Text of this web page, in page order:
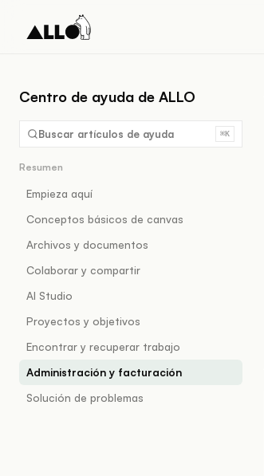
Centro de ayuda de ALLO
Buscar artículos de ayuda ⌘K
Resumen
Empieza aquí
Conceptos básicos de canvas
Archivos y documentos
Colaborar y compartir
AI Studio
Proyectos y objetivos
Encontrar y recuperar trabajo
Administración y facturación
Solución de problemas